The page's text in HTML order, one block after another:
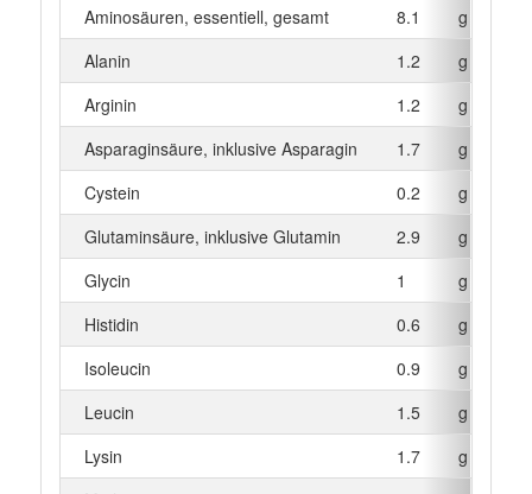
Aminosäuren, essentiell, gesamt
8.1
g
Alanin
1.2
g
Arginin
1.2
g
Asparaginsäure, inklusive Asparagin
1.7
g
Cystein
0.2
g
Glutaminsäure, inklusive Glutamin
2.9
g
Glycin
1
g
Histidin
0.6
g
Isoleucin
0.9
g
Leucin
1.5
g
Lysin
1.7
g